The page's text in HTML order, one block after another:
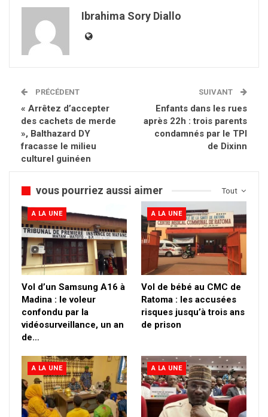
Ibrahima Sory Diallo
PRÉCÉDENT
« Arrêtez d’accepter
des cachets de merde
», Balthazard DY
fracasse le milieu
culturel guinéen
SUIVANT
Enfants dans les rues
après 22h : trois parents
condamnés par le TPI
de Dixinn
Tout
vous pourriez aussi aimer
A LA UNE
Vol d’un Samsung A16 à
Madina : le voleur
confondu par la
vidéosurveillance, un an
de…
A LA UNE
Vol de bébé au CMC de
Ratoma : les accusées
risques jusqu’à trois ans
de prison
A LA UNE A LA UNE